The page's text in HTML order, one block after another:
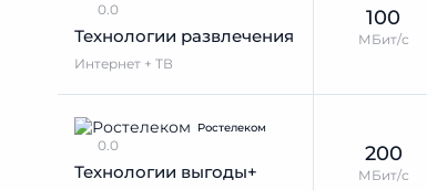
0.0
Технологии развлечения
Интернет + ТВ
100
МБит/с
Ростелеком
0.0
Технологии выгоды+
200
МБит/с